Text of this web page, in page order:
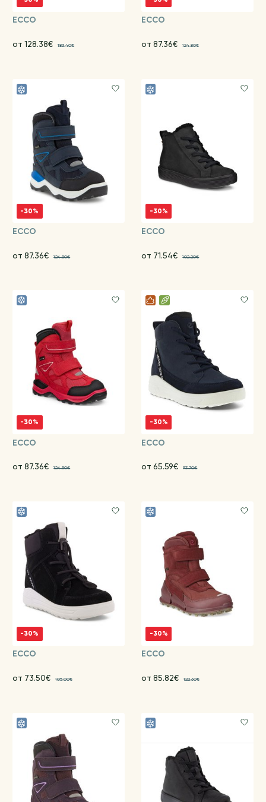
ECCO
от 128.38€ 183.40€
ECCO
от 87.36€ 124.80€
-30%
ECCO
от 87.36€ 124.80€
-30%
ECCO
от 71.54€ 102.20€
-30%
ECCO
от 87.36€ 124.80€
-30%
ECCO
от 65.59€ 93.70€
-30%
ECCO
от 73.50€ 105.00€
-30%
ECCO
от 85.82€ 122.60€